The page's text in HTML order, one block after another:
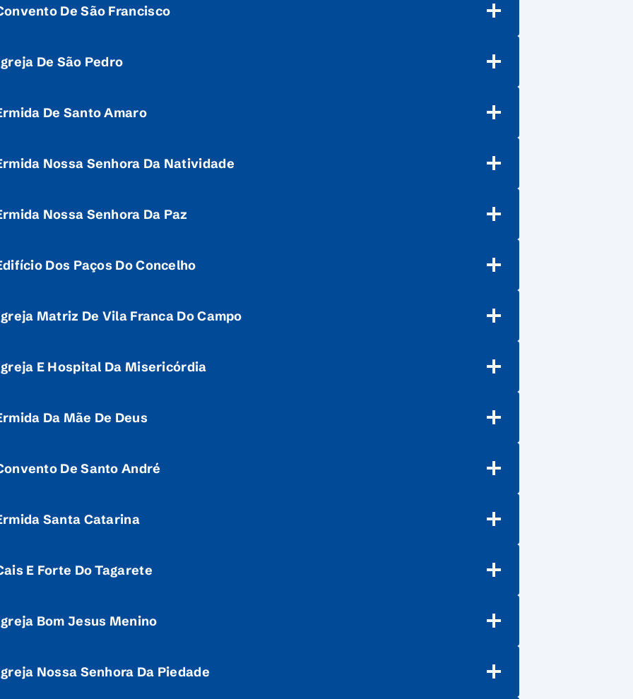
De São Francisco
De São Pedro
De Santo Amaro
Nossa Senhora Da Natividade
Nossa Senhora Da Paz
Dos Paços Do Concelho
Matriz De Vila Franca Do Campo
E Hospital Da Misericórdia
Da Mãe De Deus
De Santo André
Santa Catarina
E Forte Do Tagarete
Bom Jesus Menino
Nossa Senhora Da Piedade